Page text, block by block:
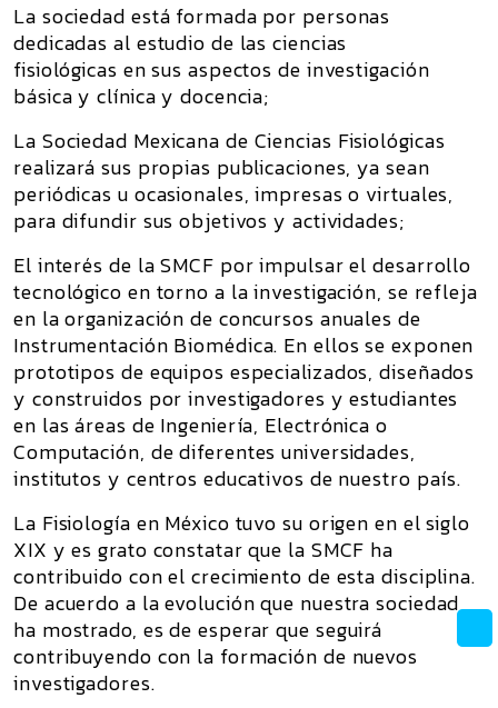
La sociedad está formada por personas
dedicadas al estudio de las ciencias
fisiológicas en sus aspectos de investigación
básica y clínica y docencia;
La Sociedad Mexicana de Ciencias Fisiológicas
realizará sus propias publicaciones, ya sean
periódicas u ocasionales, impresas o virtuales,
para difundir sus objetivos y actividades;
El interés de la SMCF por impulsar el desarrollo
tecnológico en torno a la investigación, se refleja
en la organización de concursos anuales de
Instrumentación Biomédica. En ellos se exponen
prototipos de equipos especializados, diseñados
y construidos por investigadores y estudiantes
en las áreas de Ingeniería, Electrónica o
Computación, de diferentes universidades,
institutos y centros educativos de nuestro país.
La Fisiología en México tuvo su origen en el siglo
XIX y es grato constatar que la SMCF ha
contribuido con el crecimiento de esta disciplina.
De acuerdo a la evolución que nuestra sociedad
ha mostrado, es de esperar que seguirá
contribuyendo con la formación de nuevos
investigadores.